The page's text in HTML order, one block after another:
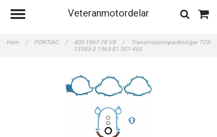
Veteranmotordelar
Hem / PONTIAC / 400 1967-78 V8 /
Transmissonspackningar TCS-
13383-3 1963-81 301-455